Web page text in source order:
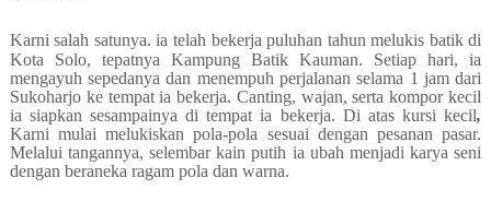
Karni salah satunya. ia telah bekerja puluhan tahun melukis batik di
Kota Solo, tepatnya Kampung Batik Kauman. Setiap hari, ia
mengayuh sepedanya dan menempuh perjalanan selama 1 jam dari
Sukoharjo ke tempat ia bekerja. Canting, wajan, serta kompor kecil
ia siapkan sesampainya di tempat ia bekerja. Di atas kursi kecil,
Karni mulai melukiskan pola-pola sesuai dengan pesanan pasar.
Melalui tangannya, selembar kain putih ia ubah menjadi karya seni
dengan beraneka ragam pola dan warna.